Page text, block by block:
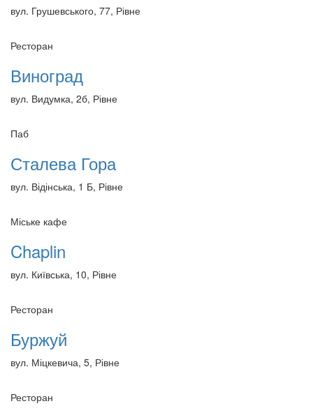
вул. Грушевського, 77, Рівне
Ресторан
Виноград
вул. Видумка, 2б, Рівне
Паб
Сталева Гора
вул. Відінська, 1 Б, Рівне
Міське кафе
Chaplin
вул. Київська, 10, Рівне
Ресторан
Буржуй
вул. Міцкевича, 5, Рівне
Ресторан